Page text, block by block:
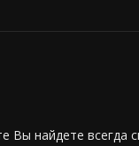
Вы найдете всегда